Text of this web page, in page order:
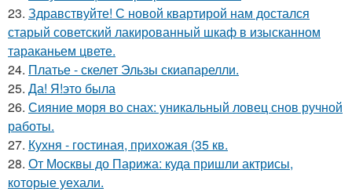
23. Здравствуйте! С новой квартирой нам достался
старый советский лакированный шкаф в изысканном
тараканьем цвете.
24. Платье - скелет Эльзы скиапарелли.
25. Да! Я!это была
26. Сияние моря во снах: уникальный ловец снов ручной
работы.
27. Кухня - гостиная, прихожая (35 кв.
28. От Москвы до Парижа: куда пришли актрисы,
которые уехали.